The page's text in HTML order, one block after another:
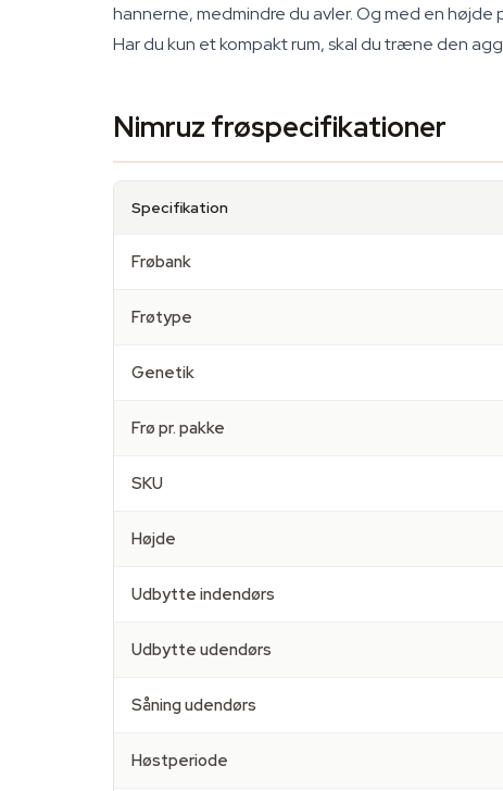
hannerne, medmindre du avler. Og med en
Har du kun et kompakt rum, skal du træne den
Nimruz frøspecifikationer
Specifikation
Frøbank
Frøtype
Genetik
Frø pr. pakke
SKU
Højde
Udbytte indendørs
Udbytte udendørs
Såning udendørs
Høstperiode